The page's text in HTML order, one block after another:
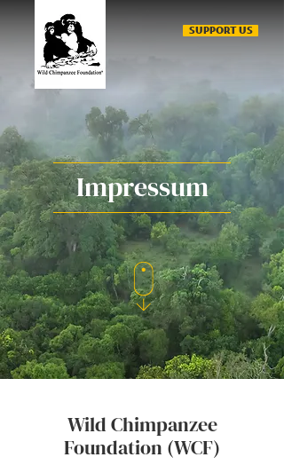
SUPPORT US
Impressum
Wild Chimpanzee
Foundation (WCF)